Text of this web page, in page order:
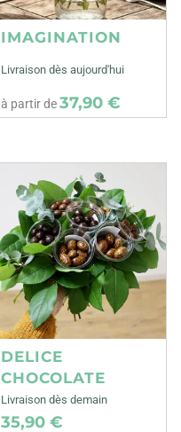
IMAGINATION
Livraison dès aujourd'hui
à partir de37,90 €
DELICE
CHOCOLATE
Livraison dès demain
35,90 €